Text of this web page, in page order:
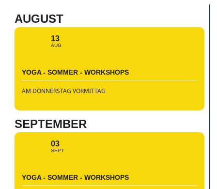
AUGUST
13
AUG
YOGA - SOMMER - WORKSHOPS
AM DONNERSTAG VORMITTAG
SEPTEMBER
03
SEPT
YOGA - SOMMER - WORKSHOPS